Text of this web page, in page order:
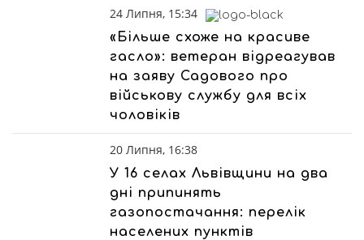
24 Липня, 15:34
«Більше схоже на красиве
гасло»: ветеран відреагував
на заяву Садового про
військову службу для всіх
чоловіків
20 Липня, 16:38
У 16 селах Львівщини на два
дні припинять
газопостачання: перелік
населених пунктів